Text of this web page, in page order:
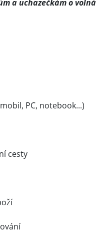
a uchazečkám o volná
PC, notebook...)
cesty